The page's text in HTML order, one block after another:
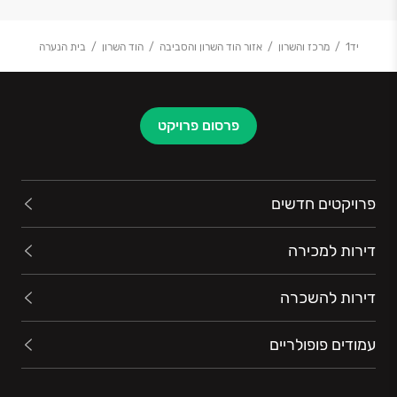
יד1 מרכז והשרון אזור הוד השרון והסביבה הוד השרון בית הנערה
פרסום פרויקט
פרויקטים חדשים
דירות למכירה
דירות להשכרה
עמודים פופולריים